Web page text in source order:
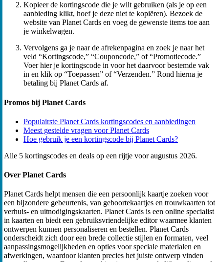
Kopieer de kortingscode die je wilt gebruiken (als je op een
aanbieding klikt, hoef je deze niet te kopiëren). Bezoek de
website van Planet Cards en voeg de gewenste items toe aan
je winkelwagen.
Vervolgens ga je naar de afrekenpagina en zoek je naar het
veld “Kortingscode,” “Couponcode,” of “Promotiecode.”
Voer hier je kortingscode in voor het daarvoor bestemde vak
in en klik op “Toepassen” of “Verzenden.” Rond hierna je
betaling bij Planet Cards af.
Promos bij Planet Cards
Populairste Planet Cards kortingscodes en aanbiedingen
Meest gestelde vragen voor Planet Cards
Hoe gebruik je een kortingscode bij Planet Cards?
Alle 5 kortingscodes en deals op een rijtje voor augustus 2026.
Over Planet Cards
Planet Cards helpt mensen die een persoonlijk kaartje zoeken voor
een bijzondere gebeurtenis, van geboortekaartjes en trouwkaarten tot
verhuis- en uitnodigingskaarten. Planet Cards is een online specialist
in kaarten en biedt een gebruiksvriendelijke editor waarmee klanten
ontwerpen kunnen personaliseren en bestellen. Planet Cards
onderscheidt zich door een brede collectie stijlen en formaten, veel
aanpassingsmogelijkheden en opties voor speciale materialen en
afwerkingen, waardoor klanten precies het juiste ontwerp vinden